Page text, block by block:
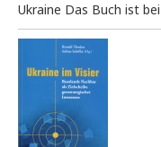
Ukraine Das Buch ist